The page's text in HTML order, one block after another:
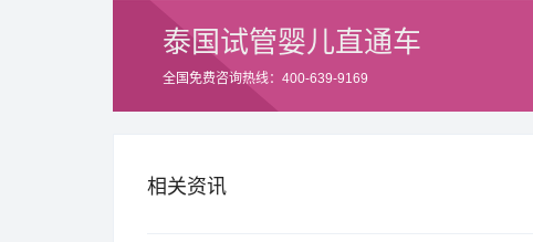
泰国试管婴儿直通车
全国免费咨询热线：400-639-9169
相关资讯